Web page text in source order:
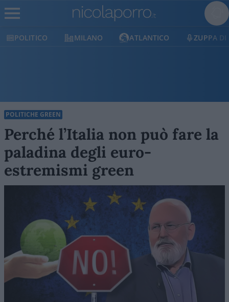
POLITICO MILANO ATLANTICO ZUPPA DI
POLITICHE GREEN
Perché l’Italia non può fare la
paladina degli euro-
estremismi green